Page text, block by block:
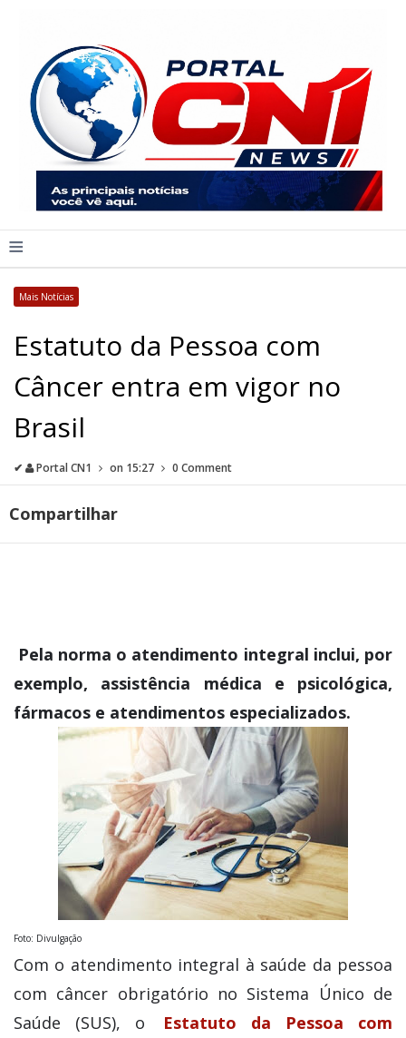
≡
Mais Notícias
Estatuto da Pessoa com
Câncer entra em vigor no
Brasil
✔ Portal CN1 on 15:27 0 Comment
Compartilhar
Pela norma o atendimento integral inclui, por
exemplo, assistência médica e psicológica,
fármacos e atendimentos especializados.
Foto: Divulgação
Com o atendimento integral à saúde da pessoa
com câncer obrigatório no Sistema Único de
Saúde (SUS), o
Estatuto da Pessoa com